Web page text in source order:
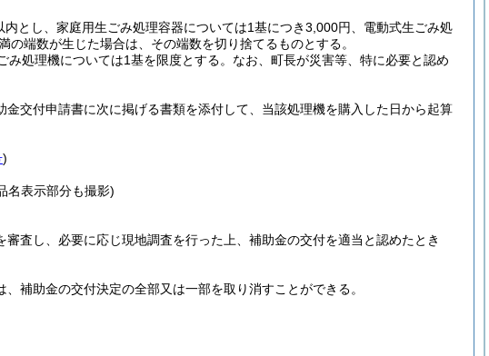
内とし、家庭用生ごみ処理容器については1基につき3,000円、電動式生ごみ処
の端数が生じた場合は、その端数を切り捨てるものとする。
処理機については1基を限度とする。 なお、町長が災害等、特に必要と認め
交付申請書に次に掲げる書類を添付して、当該処理機を購入した日から起算
)
名表示部分も撮影)
査し、必要に応じ現地調査を行った上、補助金の交付を適当と認めたとき
補助金の交付決定の全部又は一部を取り消すことができる。